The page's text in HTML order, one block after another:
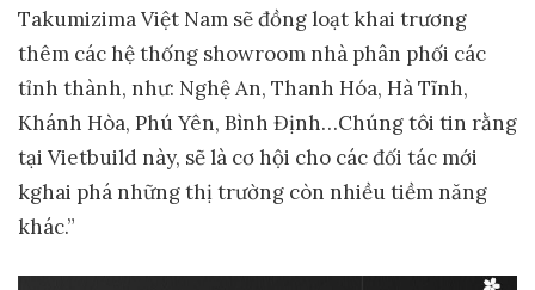
Takumizima Việt Nam sẽ đồng loạt khai trương
thêm các hệ thống showroom nhà phân phối các
tỉnh thành, như: Nghệ An, Thanh Hóa, Hà Tĩnh,
Khánh Hòa, Phú Yên, Bình Định…Chúng tôi tin rằng
tại Vietbuild này, sẽ là cơ hội cho các đối tác mới
kghai phá những thị trường còn nhiều tiềm năng
khác.”